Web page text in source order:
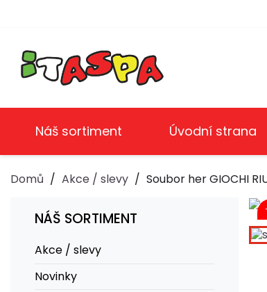
Náš sortiment Úvodní strana
Domů Akce / slevy Soubor her GIOCHI
NÁŠ SORTIMENT
Akce / slevy
Novinky